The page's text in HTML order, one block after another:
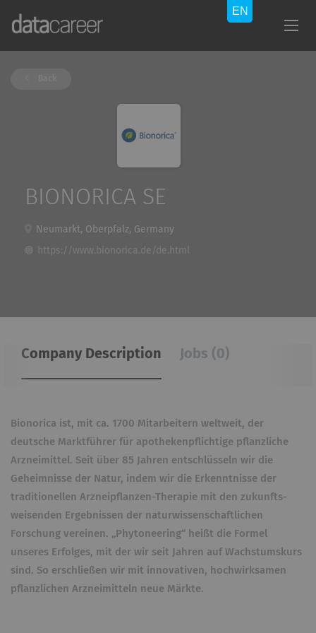
BIONORICA SE
Neumarkt, Oberpfalz, Germany
https://www.bionorica.de/de.html
Company Description Jobs (0)
Bionorica ist, mit ca. 1700 Mit­arbeitern weltweit, der
deutsche Marktführer für apotheken­pflichtige pflanzliche
Arznei­mittel. Seit über 85 Jahren entschlüsseln wir die
Geheim­nisse der Natur, indem wir die Erkenntnisse der
traditionellen Arz­neipflanzen-Therapie mit den zukunfts­
weisenden Ergebnissen der natur­wissen­schaftlichen
Forschung vereinen. „Phytoneering“ heißt die Formel
unseres Erfolges, mit der wir seit Jahren auf Wachstums­kurs
sind. So erschließen wir mit inno­vativen, hochwirksamen
pflanzlichen Arzneimitteln neue Märkte.